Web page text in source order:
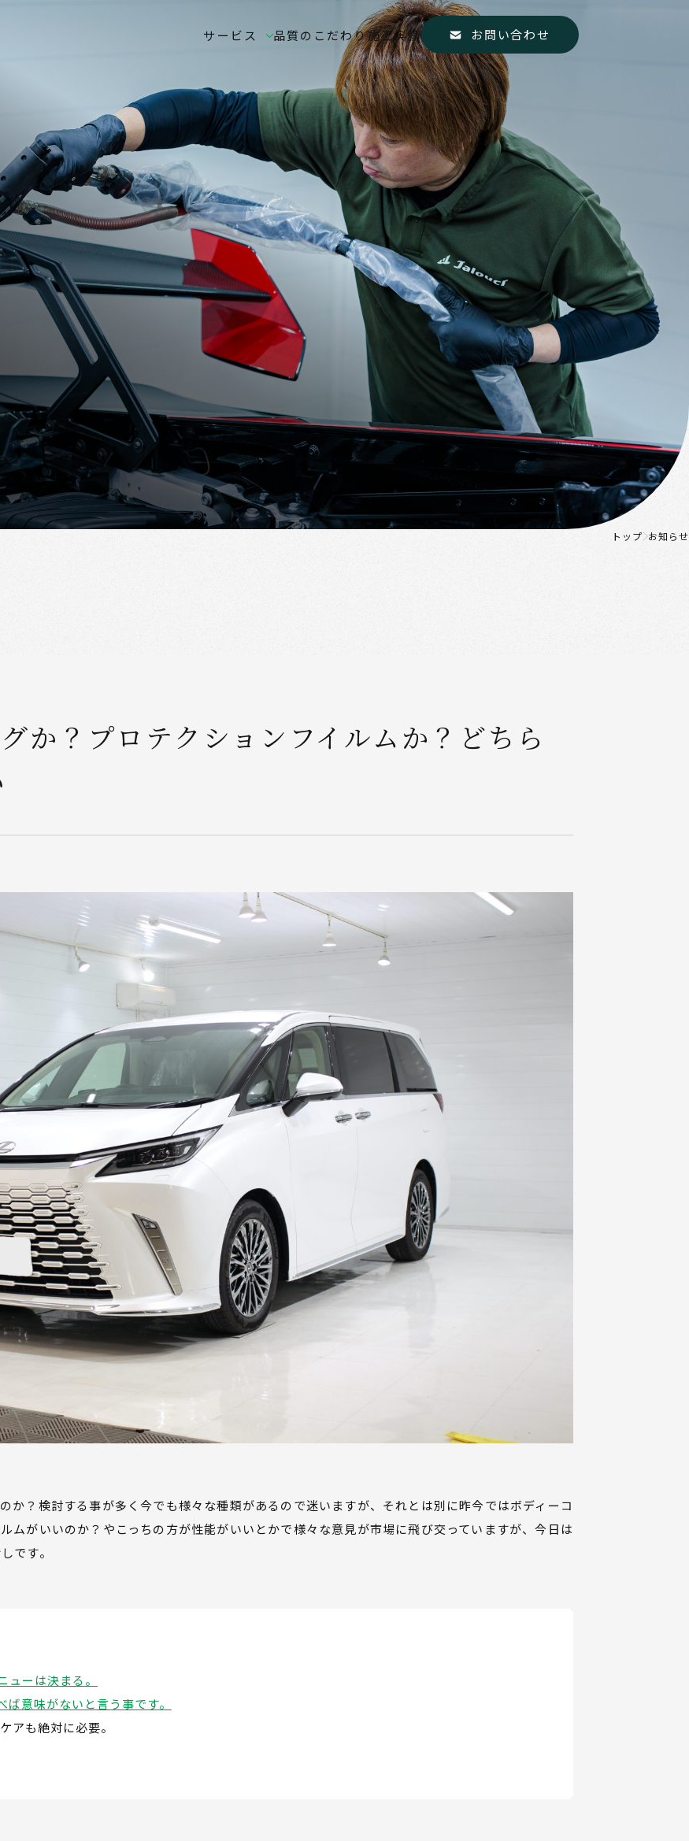
サービス 品質のこだわり施工実績 お問い合わせ
トップ お知らせ
か？プロテクションフイルムか？どちら
か？検討する事が多く今でも様々な種類があるので迷いますが、それとは別に昨今ではボディーコ
ムがいいのか？やこっちの方が性能がいいとかで様々な意見が市場に飛び交っていますが、今日は
です。
ーは決まる。
意味がないと言う事です。
アも絶対に必要。